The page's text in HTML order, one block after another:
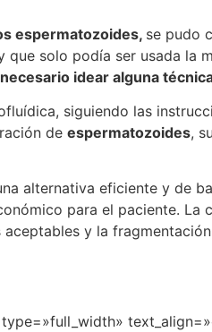
espermatozoides, se pudo
solo podía ser usada la
idear alguna
siguiendo las
de espermatozoides, su
alternativa eficiente y de
para el paciente. La
y la